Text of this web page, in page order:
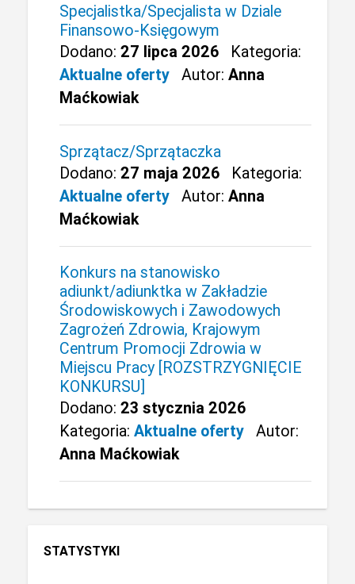
Specjalistka/Specjalista w Dziale
Finansowo-Księgowym
Dodano:27 lipca 2026
Kategoria:
Aktualne oferty
Autor:Anna
Maćkowiak
Sprzątacz/Sprzątaczka
Dodano:27 maja 2026
Kategoria:
Aktualne oferty
Autor:Anna
Maćkowiak
Konkurs na stanowisko
adiunkt/adiunktka w Zakładzie
Środowiskowych i Zawodowych
Zagrożeń Zdrowia, Krajowym
Centrum Promocji Zdrowia w
Miejscu Pracy [ROZSTRZYGNIĘCIE
KONKURSU]
Dodano:23 stycznia 2026
Kategoria:Aktualne oferty
Autor:
Anna Maćkowiak
STATYSTYKI